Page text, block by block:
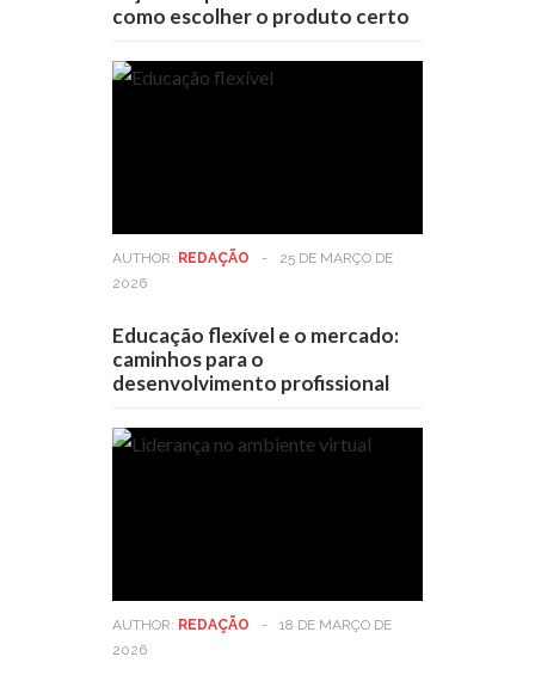
como escolher o produto certo
AUTHOR: REDAÇÃO -
25 DE MARÇO DE
2026
Educação flexível e o mercado:
caminhos para o
desenvolvimento profissional
AUTHOR: REDAÇÃO -
18 DE MARÇO DE
2026